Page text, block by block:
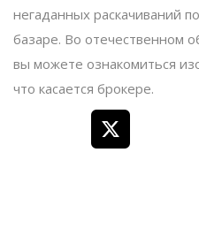
негаданных раскачиваний
базаре. Во отечественном
вы можете ознакомиться
что касается брокере.